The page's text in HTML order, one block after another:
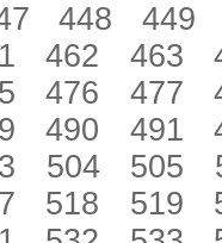
448
449
462 463
476 477
490 491
504 505
518 519